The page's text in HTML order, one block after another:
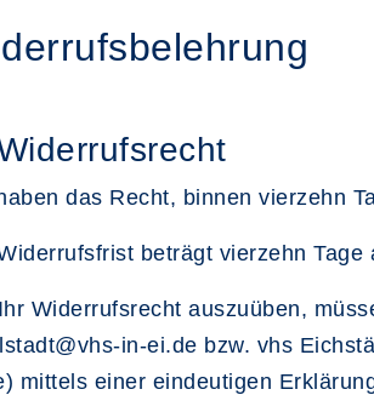
das Recht, binnen vierzehn
beträgt vierzehn
Widerrufsrecht auszuüben,
in-ei.de bzw. vhs
mittels einer eindeutigen